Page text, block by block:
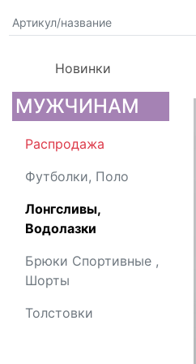
Новинки
МУЖЧИНАМ
Распродажа
Футболки, Поло
Лонгсливы,
Водолазки
Брюки Спортивные ,
Шорты
Толстовки